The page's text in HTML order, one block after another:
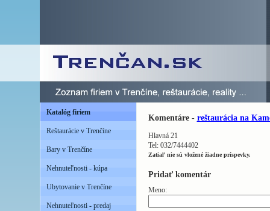
Katalóg firiem
Reštaurácie v Trenčíne
Bary v Trenčíne
Nehnuteľnosti - kúpa
Ubytovanie v Trenčíne
Nehnuteľnosti - predaj
Komentáre - reštaurácia na
Hlavná 21
Tel: 032/7444402
Zatiaľ nie sú vložené žiadne príspevky.
Pridať komentár
Meno: